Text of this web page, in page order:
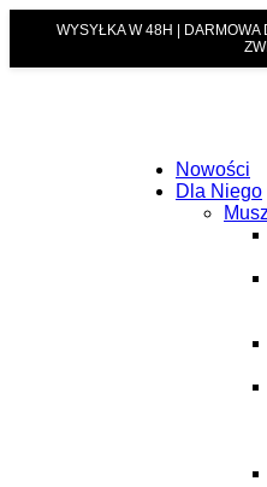
WYSYŁKA W 48H | DARMOWA
Nowości
Dla Niego